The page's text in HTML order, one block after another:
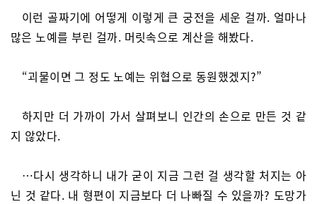
이런 골짜기에 어떻게 이렇게 큰 궁전을 세운 걸까. 얼마나
많은 노예를 부린 걸까. 머릿속으로 계산을 해봤다.
“괴물이면 그 정도 노예는 위협으로 동원했겠지?”
하지만 더 가까이 가서 살펴보니 인간의 손으로 만든 것 같
지 않았다.
…다시 생각하니 내가 굳이 지금 그런 걸 생각할 처지는 아
닌 것 같다. 내 형편이 지금보다 더 나빠질 수 있을까? 도망가